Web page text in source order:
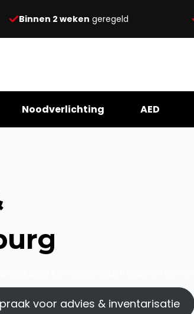
Binnen 2 weken geregeld
Noodverlichting AED
voor advies & inventarisatie